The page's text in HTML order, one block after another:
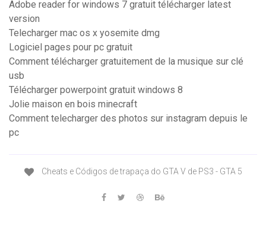
Adobe reader for windows 7 gratuit télécharger latest
version
Telecharger mac os x yosemite dmg
Logiciel pages pour pc gratuit
Comment télécharger gratuitement de la musique sur clé
usb
Télécharger powerpoint gratuit windows 8
Jolie maison en bois minecraft
Comment telecharger des photos sur instagram depuis le
pc
Cheats e Códigos de trapaça do GTA V de PS3 - GTA 5